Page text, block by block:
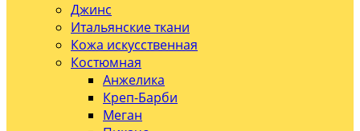
Джинс
Итальянские ткани
Кожа искусственная
Костюмная
Анжелика
Креп-Барби
Меган